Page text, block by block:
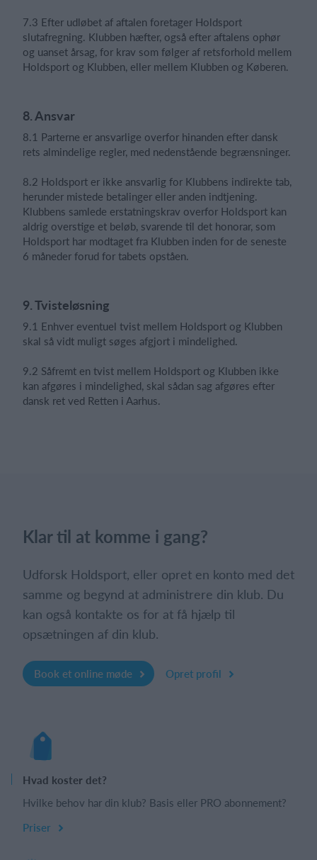
7.3 Efter udløbet af aftalen foretager Holdsport
slutafregning. Klubben hæfter, også efter aftalens ophør
og uanset årsag, for krav som følger af retsforhold mellem
Holdsport og Klubben, eller mellem Klubben og Køberen.
8. Ansvar
8.1 Parterne er ansvarlige overfor hinanden efter dansk
rets almindelige regler, med nedenstående begrænsninger.
8.2 Holdsport er ikke ansvarlig for Klubbens indirekte tab,
herunder mistede betalinger eller anden indtjening.
Klubbens samlede erstatningskrav overfor Holdsport kan
aldrig overstige et beløb, svarende til det honorar, som
Holdsport har modtaget fra Klubben inden for de seneste
6 måneder forud for tabets opståen.
9. Tvisteløsning
9.1 Enhver eventuel tvist mellem Holdsport og Klubben
skal så vidt muligt søges afgjort i mindelighed.
9.2 Såfremt en tvist mellem Holdsport og Klubben ikke
kan afgøres i mindelighed, skal sådan sag afgøres efter
dansk ret ved Retten i Aarhus.
Klar til at komme i gang?
Udforsk Holdsport, eller opret en konto med det
samme og begynd at administrere din klub. Du
kan også kontakte os for at få hjælp til
opsætningen af din klub.
Book et online møde Opret profil
Hvad koster det?
Hvilke behov har din klub? Basis eller PRO abonnement?
Priser